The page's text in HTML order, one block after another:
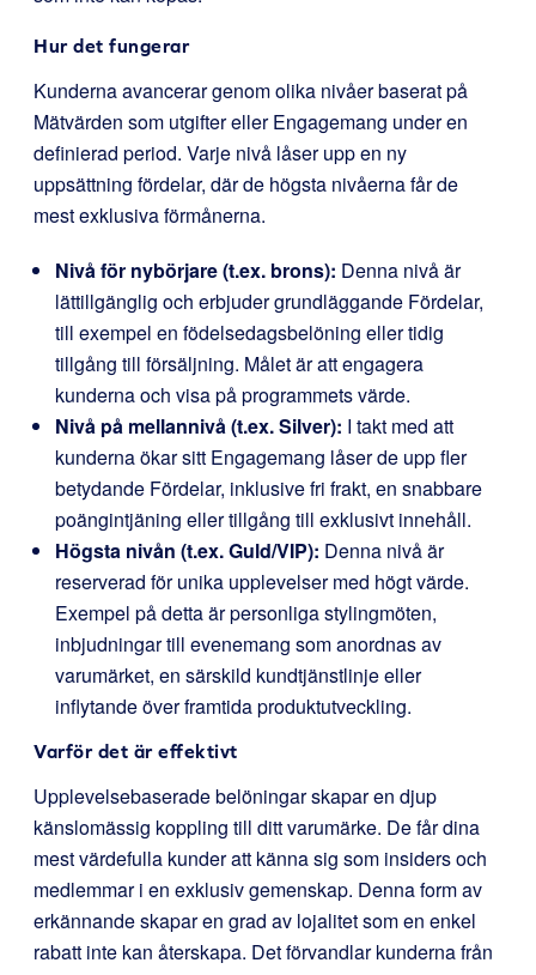
Hur det fungerar
Kunderna avancerar genom olika nivåer baserat på
Mätvärden som utgifter eller Engagemang under en
definierad period. Varje nivå låser upp en ny
uppsättning fördelar, där de högsta nivåerna får de
mest exklusiva förmånerna.
Nivå för nybörjare (t.ex. brons): Denna nivå är
lättillgänglig och erbjuder grundläggande Fördelar,
till exempel en födelsedagsbelöning eller tidig
tillgång till försäljning. Målet är att engagera
kunderna och visa på programmets värde.
Nivå på mellannivå (t.ex. Silver): I takt med att
kunderna ökar sitt Engagemang låser de upp fler
betydande Fördelar, inklusive fri frakt, en snabbare
poängintjäning eller tillgång till exklusivt innehåll.
Högsta nivån (t.ex. Guld/VIP): Denna nivå är
reserverad för unika upplevelser med högt värde.
Exempel på detta är personliga stylingmöten,
inbjudningar till evenemang som anordnas av
varumärket, en särskild kundtjänstlinje eller
inflytande över framtida produktutveckling.
Varför det är effektivt
Upplevelsebaserade belöningar skapar en djup
känslomässig koppling till ditt varumärke. De får dina
mest värdefulla kunder att känna sig som insiders och
medlemmar i en exklusiv gemenskap. Denna form av
erkännande skapar en grad av lojalitet som en enkel
rabatt inte kan återskapa. Det förvandlar kunderna från